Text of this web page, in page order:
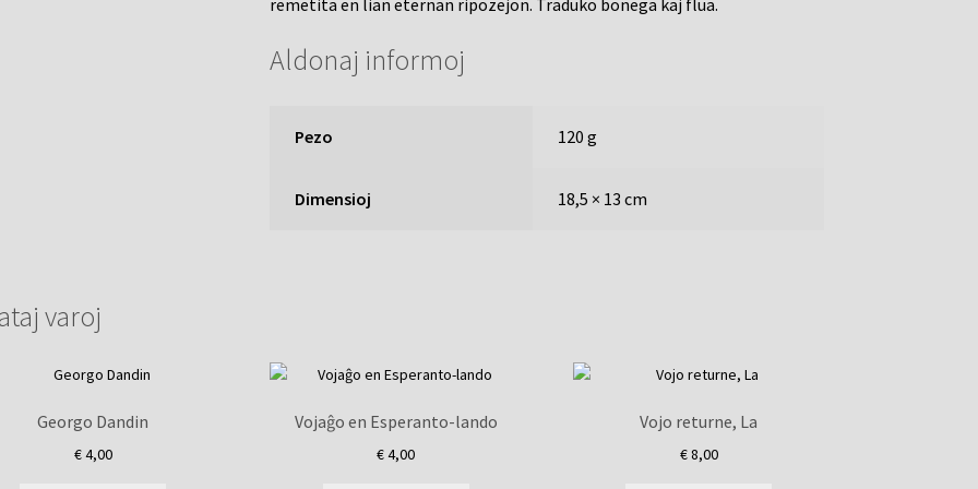
remetita en lian eternan ripozejon. Traduko bonega kaj flua.
Aldonaj informoj
Pezo 120 g
Dimensioj 18,5 × 13 cm
varoj
Georgo Dandin
€4,00
Vojaĝo en Esperanto-lando
€4,00
Vojo returne, La
€8,00